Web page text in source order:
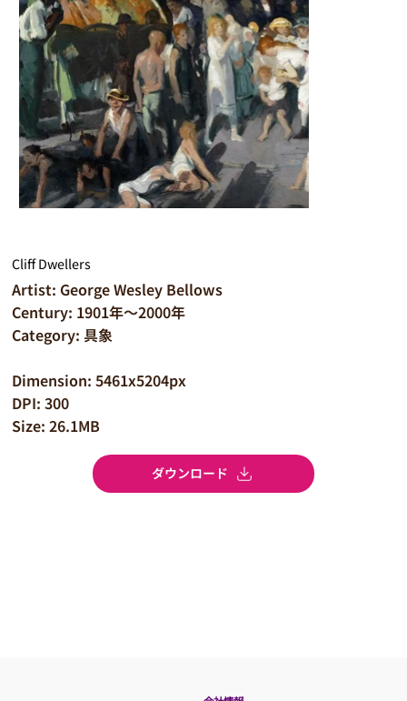
Cliff Dwellers
Artist: George Wesley Bellows
Century: 1901年～2000年
Category: 具象
Dimension: 5461x5204px
DPI: 300
Size: 26.1MB
ダウンロード